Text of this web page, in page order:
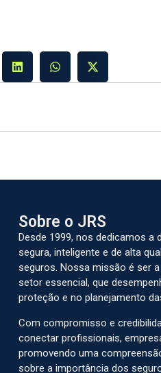
Sobre o JRS
Desde 1999, nos dedicamos a
segura, inteligente e de alta
seguros. Nossa missão é ser
setor essencial, que
proteção e no planejamento
Com compromisso e
conectar profissionais,
promovendo uma
sobre a importância dos